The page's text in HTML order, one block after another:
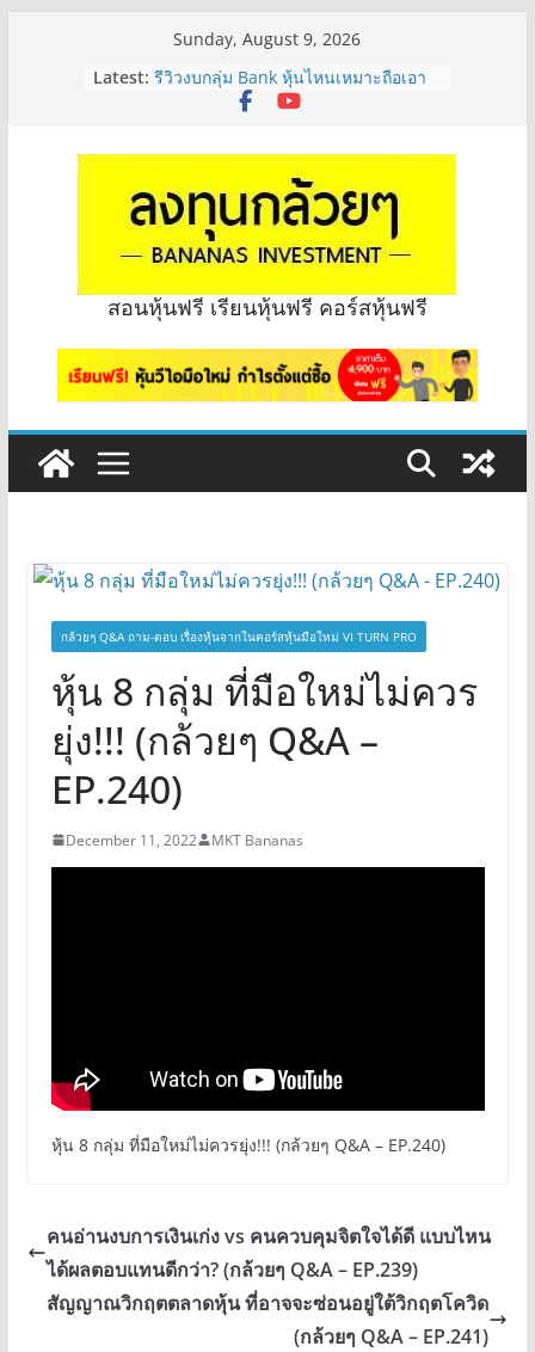
Sunday, August 9, 2026
Latest: รีวิวงบกลุ่ม Bank หุ้นไหนเหมาะถือเอา
“ปันผล” | EP.175
ครับ? | Q&A กล้วยๆ EP.1167
Hot Topic! อัปเดทงบ สื่อสาร, ค้าปลีก
ตัวไหนเหมาะถือเอาปันผล? | Hot Topic
EP.41
หุ้นซอสภูเขาทอง Sauce เหมาะถือเป็น
หุ้นปันผลไหม? | Q&A กล้วยๆ EP.1166
OSP vs CBG vs ICHI ควร DCA ตัวไหน
ดี? | Q&A กล้วยๆ EP.1165
สอนหุ้นฟรี เรียนหุ้นฟรี คอร์สหุ้นฟรี
กล้วยๆ Q&A ถาม-ตอบ เรื่องหุ้นจากในคอร์สหุ้นมือใหม่ VI TURN PRO
หุ้น 8 กลุ่ม ที่มือใหม่ไม่ควร
ยุ่ง!!! (กล้วยๆ Q&A –
EP.240)
December 11, 2022 MKT Bananas
หุ้น 8 กลุ่ม ที่มือใหม่ไม่ควรยุ่ง!!! (กล้วยๆ Q&A – EP.240)
คนอ่านงบการเงินเก่ง vs คนควบคุมจิตใจได้ดี แบบไหน
ได้ผลตอบแทนดีกว่า? (กล้วยๆ Q&A – EP.239)
สัญญาณวิกฤตตลาดหุ้น ที่อาจจะซ่อนอยู่ใต้วิกฤตโควิด
(กล้วยๆ Q&A – EP.241)